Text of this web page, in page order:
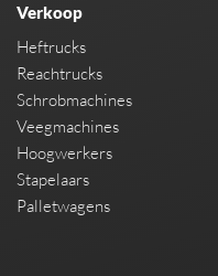
Verkoop
Heftrucks
Reachtrucks
Schrobmachines
Veegmachines
Hoogwerkers
Stapelaars
Palletwagens